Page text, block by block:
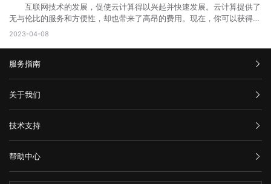
否出现在本地网络连接中。如果您的其他网站可以工作，但一个特定的网
站不起作用，那么很可能是这个网站出现了502错误。 3、清除浏览
使用其他网络连接 尝试切换到其他网络连接，例如在使用Wi-Fi时尝
试使用移动数据。通过使用其他网络连接，您可以确定是否存在网络连接
需要联系网站管理员寻求帮助。他们可以告诉您更多关于错误代码502的
信息，并提供解决方法。 在互联网时代，我们经常会遇到502错误代
码。这意味着请求未能正确连接到上游服务器，通常是由代理服务器、网
关或网络连接问题引起的。为了解决这个问题，我们可以尝试刷新网页、
检查网络连接、清除浏览器缓存、暂时使用其他网络连接或联系网站管理
员。希望本文能帮助您了解并解决错误代码502问题。
站的安全与维护：页面安全方面的升级能有效的防止黑客入侵，造成网站
破坏，数据损坏，商业机密泄露，客户资料丢失等损失;页面升级对于内
容更新调整，网页X信息清理，网络速度提升等网站维护操作;定期检查企
数据被误删或遭病毒感染、黑客破坏后，通过技术手段尽力抢救，争取恢
复。 以上就是关于页面升级访问的原因以及解决方法全部内容，其实
很多网站都是需要升级优化的，为了的就是可以满足各种用户的需求，也
务器无法接纳新用户访问的时候，更需要及时进行页面访问升级，希望本
联网直接提供服务。这使得Web端应用程序的更新和维护更加方便，用户
可以享受到实时的功能更新和改进。 web主要包括哪三个方面？
构：指的是网页的骨架，即HTML代码，它定义了网页的基本结构和内
即CSS（级联样式表）的使用。CSS用于控制网页的布局、颜色、字体等
视觉效果，使网页看起来更加美观和吸引人。 行为：指的是网页与用
户交互的方式，即JavaScript的使用。JavaScript是一种脚本语言，它允
许网页对用户的操作做出响应，如点击按钮、滚动页面等，从而提供更加
丰富的交互体验。 这三个方面相互依赖，共同决定了Web的外观、功
能和用户体验。 web端指的是什么意思？看完文章就能清楚知道了，
返回一个状态码，用于表示请求的结果。HTTP 429错误对应的状态码是
429。当客户端发送的请求超过服务器限制时，服务器就会返回这个状态
码。 二、为什么会出现HTTP 429错误? HTTP 429错误通常是由
以下原因造成的： 1. 请求过于频繁：当客户端发送的请求过于频繁
时，服务器无法处理这么多请求，就会返回HTTP 429错误。 2. 服务
器限制：有些服务器为了防止恶意攻击，会设置一些限制，例如每秒钟只
允许发送一定数量的请求。如果客户端发送的请求超过了这个限制，服务
器就会返回HTTP 429错误。 3. 网络不稳定：如果网络不稳定，客户
取以下一些方法来修复： 1. 增加请求间隔时间：当客户端发送的请求
过于频繁时，可以增加请求间隔时间，减少请求的数量。 2. 减少请
量，以满足服务器的限制要求。 3. 检查API调用的频率：如果HTTP
429错误发生在API调用中，我们可以检查API调用的频率，是否超出了
互联网技术的发展，促使云计算得以兴起并快速发展。云计算提供了
无与伦比的服务和方便性，却也带来了高昂的费用。现在，你可以获得一
些AWS永久免费服务器，使你能够在开发和测试新的应用程序时节省不少
Web Services)是亚马逊提供的一种基于云平台的服务。AWS永久免费计
计算服务。免费计划提供750个小时的EC2实例。 2. Amazon S3：
在AWS上创建和管理存储桶，对于不超过5GB的数据存储和处理是免费
的。 3. AWS Lambda：以事件驱动的方式在云中运行代码，免费计
计划提供每月25个WCU和25个RCU。 5. Amazon Glacier：用于非
免费的。 6. Amazon CloudFront：AWS的全球内容分发网络
2023-04-08
服务指南
汇款信息
购买流程
服务条款
关于我们
公司介绍
举报中心
隐私声明
技术支持
网站备案
技术文档
帮助中心
服务器问题